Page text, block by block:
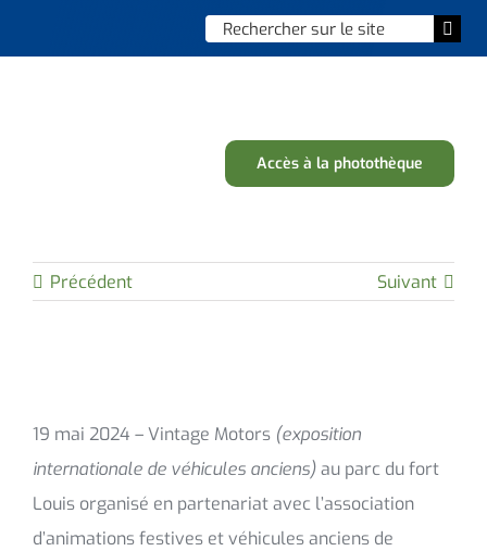
Chercher
:
Enfance, jeunesse & sports
Contacter le maire
Accès à la photothèque
Précédent Suivant
19 mai 2024 – Vintage Motors(exposition
internationale de véhicules anciens)au parc du fort
Louis organisé en partenariat avec l’association
d’animations festives et véhicules anciens de